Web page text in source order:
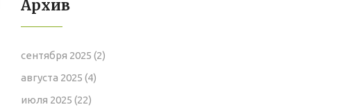
Архив
сентября 2025 (2)
августа 2025 (4)
июля 2025 (22)